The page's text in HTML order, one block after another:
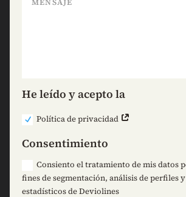
He leído y acepto la
Política de privacidad
Consentimiento
Consiento el tratamiento de mis datos
fines de segmentación, análisis de perfiles
estadísticos de Deviolines